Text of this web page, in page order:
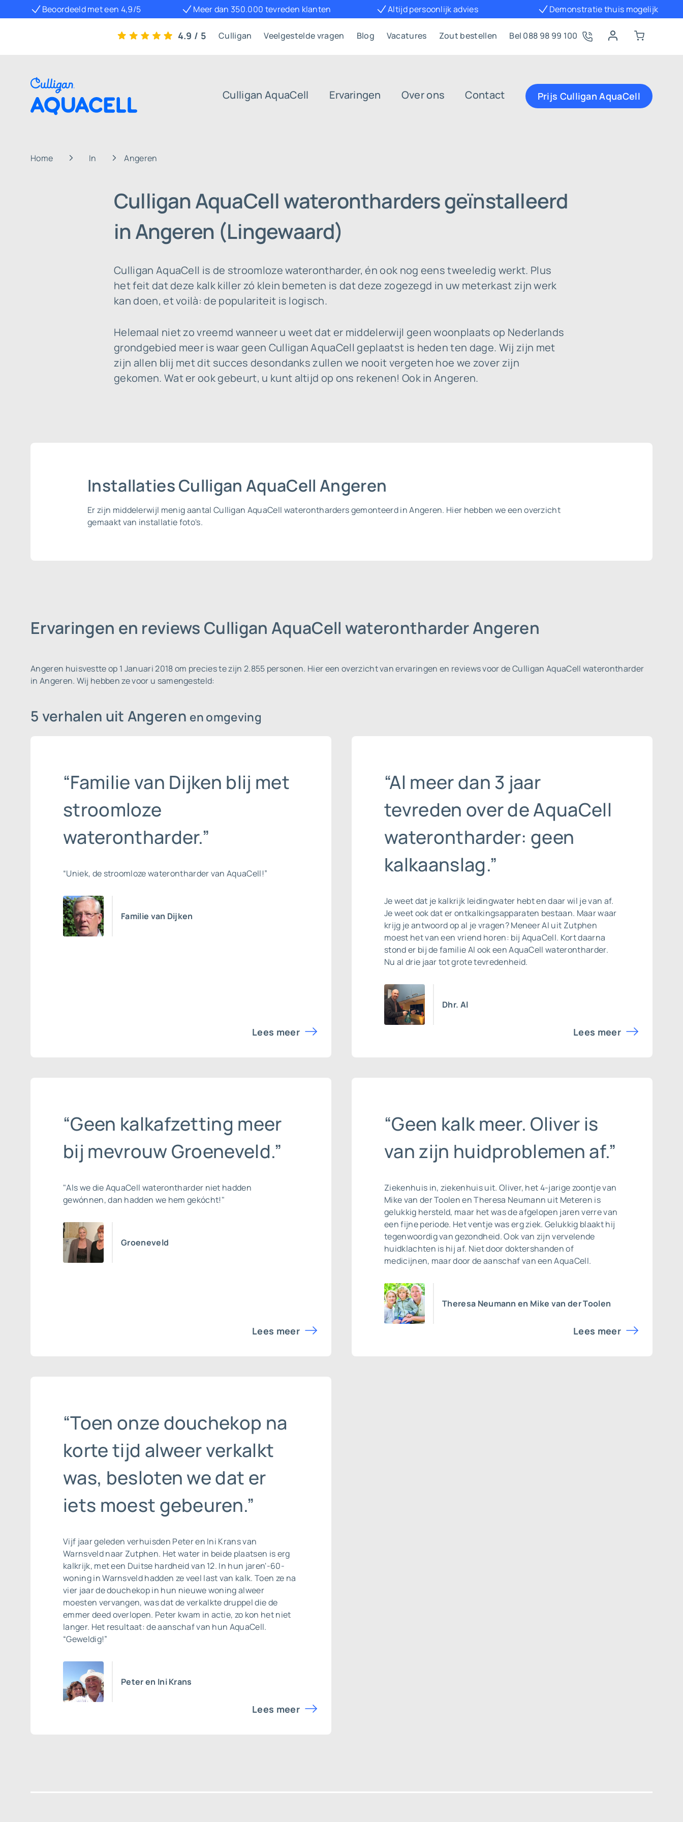
Beoordeeld met een 4,9/5 Meer dan 350.000 tevreden klanten Altijd persoonlijk advies Demonstratie thuis mogelijk
4.9 / 5 Culligan Veelgestelde vragen Blog Vacatures Zout bestellen Bel 088 98 99 100
Culligan AquaCell Ervaringen Over ons Contact Prijs Culligan AquaCell
Home In Angeren
Culligan AquaCell waterontharders geïnstalleerd
in Angeren (Lingewaard)
Culligan AquaCell is de stroomloze waterontharder, én ook nog eens tweeledig werkt. Plus
het feit dat deze kalk killer zó klein bemeten is dat deze zogezegd in uw meterkast zijn werk
kan doen, et voilà: de populariteit is logisch.
Helemaal niet zo vreemd wanneer u weet dat er middelerwijl geen woonplaats op Nederlands
grondgebied meer is waar geen Culligan AquaCell geplaatst is heden ten dage. Wij zijn met
zijn allen blij met dit succes desondanks zullen we nooit vergeten hoe we zover zijn
gekomen. Wat er ook gebeurt, u kunt altijd op ons rekenen! Ook in Angeren.
Installaties Culligan AquaCell Angeren
Er zijn middelerwijl menig aantal Culligan AquaCell waterontharders gemonteerd in Angeren. Hier hebben we een overzicht
gemaakt van installatie foto's.
Ervaringen en reviews Culligan AquaCell waterontharder Angeren
Angeren huisvestte op 1 Januari 2018 om precies te zijn 2.855 personen. Hier een overzicht van ervaringen en reviews voor de Culligan AquaCell waterontharder
in Angeren. Wij hebben ze voor u samengesteld:
5 verhalen uit Angeren en omgeving
“Familie van Dijken blij met
stroomloze
waterontharder.”
“Uniek, de stroomloze waterontharder van AquaCell!”
Familie van Dijken
Lees meer
“Al meer dan 3 jaar
tevreden over de AquaCell
waterontharder: geen
kalkaanslag.”
Je weet dat je kalkrijk leidingwater hebt en daar wil je van af.
Je weet ook dat er ontkalkingsapparaten bestaan. Maar waar
krijg je antwoord op al je vragen? Meneer Al uit Zutphen
moest het van een vriend horen: bij AquaCell. Kort daarna
stond er bij de familie Al ook eenAquaCell waterontharder.
Nu al drie jaar tot grote tevredenheid.
Dhr. Al
Lees meer
“Geen kalkafzetting meer
bij mevrouw Groeneveld.”
"Als we die AquaCell waterontharder niet hadden
gewónnen, dan hadden we hem gekócht!"
Groeneveld
Lees meer
“Geen kalk meer. Oliver is
van zijn huidproblemen af.”
Ziekenhuis in, ziekenhuis uit. Oliver, het 4-jarige zoontje van
Mike van der Toolen en Theresa Neumann uit Meteren is
gelukkig hersteld, maar het was de afgelopen jaren verre van
een fijne periode. Het ventje was erg ziek. Gelukkig blaakt hij
tegenwoordig van gezondheid. Ook van zijn vervelende
huidklachten is hij af. Niet door doktershanden of
medicijnen, maar door de aanschaf van een AquaCell.
Theresa Neumann en Mike van der Toolen
Lees meer
“Toen onze douchekop na
korte tijd alweer verkalkt
was, besloten we dat er
iets moest gebeuren.”
Vijf jaar geleden verhuisden Peter en Ini Krans van
Warnsveld naar Zutphen. Het water in beide plaatsen is erg
kalkrijk, met een Duitse hardheid van 12. In hun jaren'-60-
woning in Warnsveld hadden ze veel last van kalk. Toen ze na
vier jaar de douchekop in hun nieuwe woning alweer
moesten vervangen, was dat de verkalkte druppel die de
emmer deed overlopen. Peter kwam in actie, zo kon het niet
langer. Het resultaat: de aanschaf van hun AquaCell.
“Geweldig!”
Peter en Ini Krans
Lees meer